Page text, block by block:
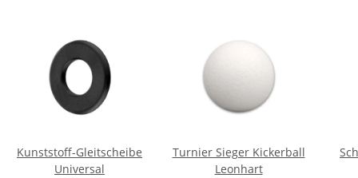
Kunststoff-Gleitscheibe
Universal
Turnier Sieger Kickerball
Leonhart